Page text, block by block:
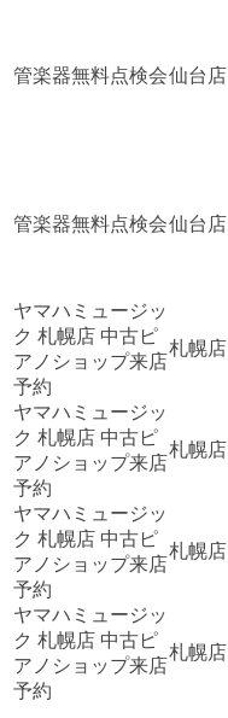
管楽器無料点検会仙台店
管楽器無料点検会仙台店
ヤマハミュージッ
ク 札幌店 中古ピ
アノショップ来店
予約
札幌店
ヤマハミュージッ
ク 札幌店 中古ピ
アノショップ来店
予約
札幌店
ヤマハミュージッ
ク 札幌店 中古ピ
アノショップ来店
予約
札幌店
ヤマハミュージッ
ク 札幌店 中古ピ
アノショップ来店
予約
札幌店